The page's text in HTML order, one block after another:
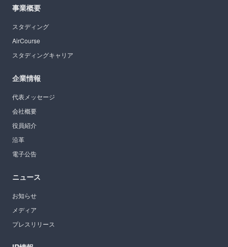
事業概要
スタディング
AirCourse
スタディングキャリア
企業情報
代表メッセージ
会社概要
役員紹介
沿革
電子公告
ニュース
お知らせ
メディア
プレスリリース